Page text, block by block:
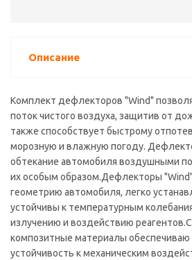
Описание
Комплект дефлекторов "Wind"
поток чистого воздуха, защитив от
также способствует быстрому
морозную и влажную погоду.
обтекание автомобиля воздушными
их особым образом.Дефлекторы
геометрию автомобиля, легко
устойчивы к температурным
излучению и воздействию
композитные материалы обеспечиваю
устойчивость к механическим